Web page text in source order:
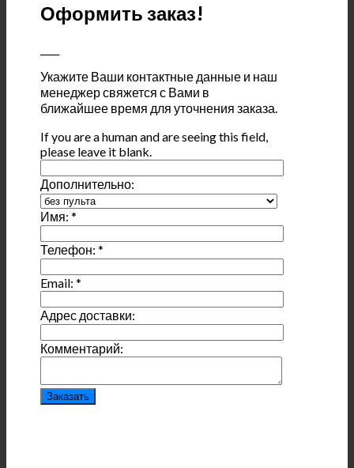
Оформить заказ!
Укажите Ваши контактные данные и наш
менеджер свяжется с Вами в
ближайшее время для уточнения заказа.
If you are a human and are seeing this field,
please leave it blank.
Дополнительно:
Имя:*
Телефон:*
Email:*
Адрес доставки:
Комментарий: